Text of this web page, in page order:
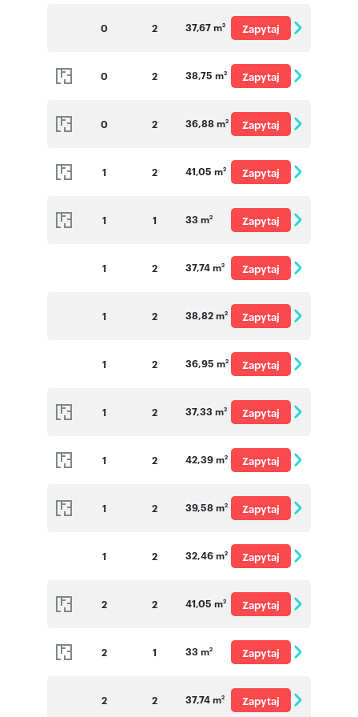
0 2 37,67 m2
Zapytaj
0 2 38,75 m2
Zapytaj
0 2 36,88 m2
Zapytaj
1 2 41,05 m2
Zapytaj
1 1 33 m2
Zapytaj
1 2 37,74 m2
Zapytaj
1 2 38,82 m2
Zapytaj
1 2 36,95 m2
Zapytaj
1 2 37,33 m2
Zapytaj
1 2 42,39 m2
Zapytaj
1 2 39,58 m2
Zapytaj
1 2 32,46 m2
Zapytaj
2 2 41,05 m2
Zapytaj
2 1 33 m2
Zapytaj
2 2 37,74 m2 Zapytaj